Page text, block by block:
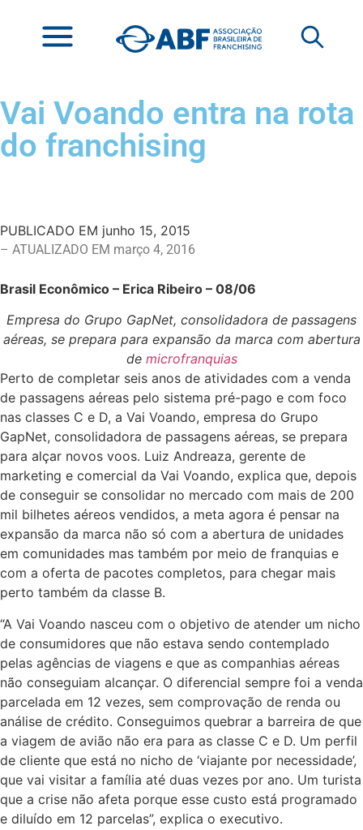
Vai Voando entra na rota
do franchising
PUBLICADO EM junho 15, 2015
– ATUALIZADO EM março 4, 2016
Brasil Econômico – Erica Ribeiro – 08/06
Empresa do Grupo GapNet, consolidadora de passagens
aéreas, se prepara para expansão da marca com abertura
de microfranquias
Perto de completar seis anos de atividades com a venda
de passagens aéreas pelo sistema pré-pago e com foco
nas classes C e D, a Vai Voando, empresa do Grupo
GapNet, consolidadora de passagens aéreas, se prepara
para alçar novos voos. Luiz Andreaza, gerente de
marketing e comercial da Vai Voando, explica que, depois
de conseguir se consolidar no mercado com mais de 200
mil bilhetes aéreos vendidos, a meta agora é pensar na
expansão da marca não só com a abertura de unidades
em comunidades mas também por meio de franquias e
com a oferta de pacotes completos, para chegar mais
perto também da classe B.
“A Vai Voando nasceu com o objetivo de atender um nicho
de consumidores que não estava sendo contemplado
pelas agências de viagens e que as companhias aéreas
não conseguiam alcançar. O diferencial sempre foi a venda
parcelada em 12 vezes, sem comprovação de renda ou
análise de crédito. Conseguimos quebrar a barreira de que
a viagem de avião não era para as classe C e D. Um perfil
de cliente que está no nicho de ‘viajante por necessidade’,
que vai visitar a família até duas vezes por ano. Um turista
que a crise não afeta porque esse custo está programado
e diluído em 12 parcelas”, explica o executivo.